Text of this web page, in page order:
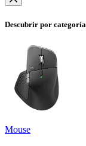
Descubrir por categoría
Mouse